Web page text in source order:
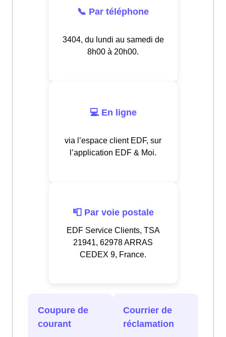
📞 Par téléphone
3404, du lundi au samedi de
8h00 à 20h00.
💻 En ligne
via l’espace client EDF, sur
l’application EDF & Moi.
📮 Par voie postale
EDF Service Clients, TSA
21941, 62978 ARRAS
CEDEX 9, France.
Coupure de
courant
Courrier de
réclamation